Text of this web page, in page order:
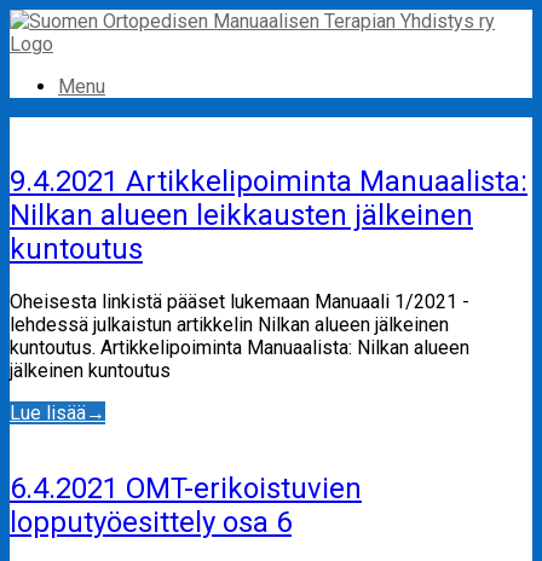
Skip
to
Menu
9.4.2021 Artikkelipoiminta Manuaalista:
Nilkan alueen leikkausten jälkeinen
kuntoutus
Oheisesta linkistä pääset lukemaan Manuaali 1/2021 -
lehdessä julkaistun artikkelin Nilkan alueen jälkeinen
kuntoutus. Artikkelipoiminta Manuaalista: Nilkan alueen
jälkeinen kuntoutus
Lue lisää→
6.4.2021 OMT-erikoistuvien
lopputyöesittely osa 6